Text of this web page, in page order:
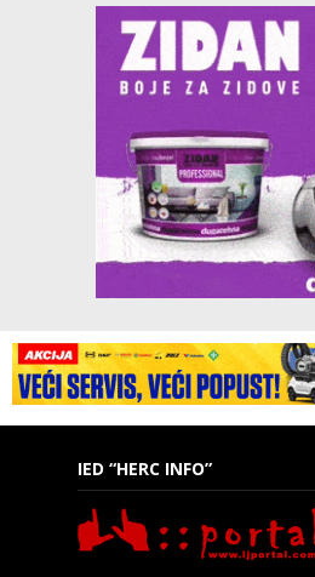
IED “HERC INFO”